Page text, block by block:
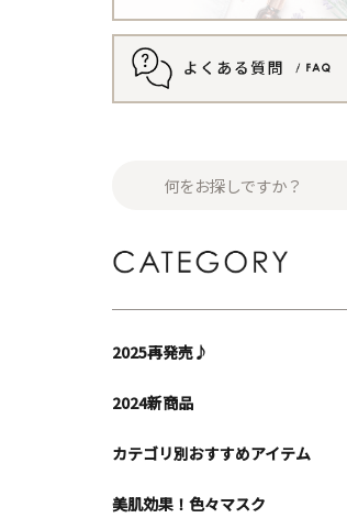
2025再発売♪
2024新商品
カテゴリ別おすすめアイテム
美肌効果！色々マスク